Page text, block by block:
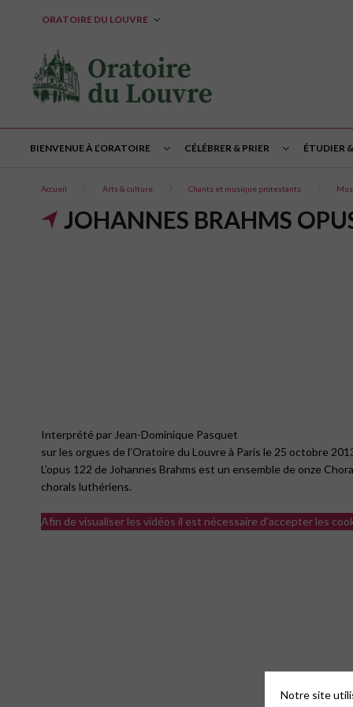
ORATOIRE DU LOUVRE
BIENVENUE À L’ORATOIRE CÉLÉBRER & PRIER ÉTUDIER
Accueil Arts & culture Chants et musique protestants
JOHANNES BRAHMS
Interprété par Jean-Dominique Pasquet
sur les orgues de l’Oratoire du Louvre à Paris le 25 octobre
L’opus 122 de Johannes Brahms est un ensemble de onze
chorals luthériens.
Afin de visualiser les vidéos il est nécessaire d'accepter les
Notre site